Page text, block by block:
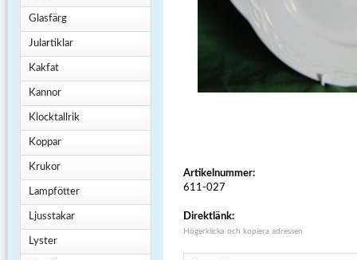
Glasfärg
Julartiklar
Kakfat
Kannor
Klocktallrik
Koppar
Krukor
Lampfötter
Ljusstakar
Lyster
Artikelnummer:
611-027
Direktlänk:
Högerklicka och kopiera adressen